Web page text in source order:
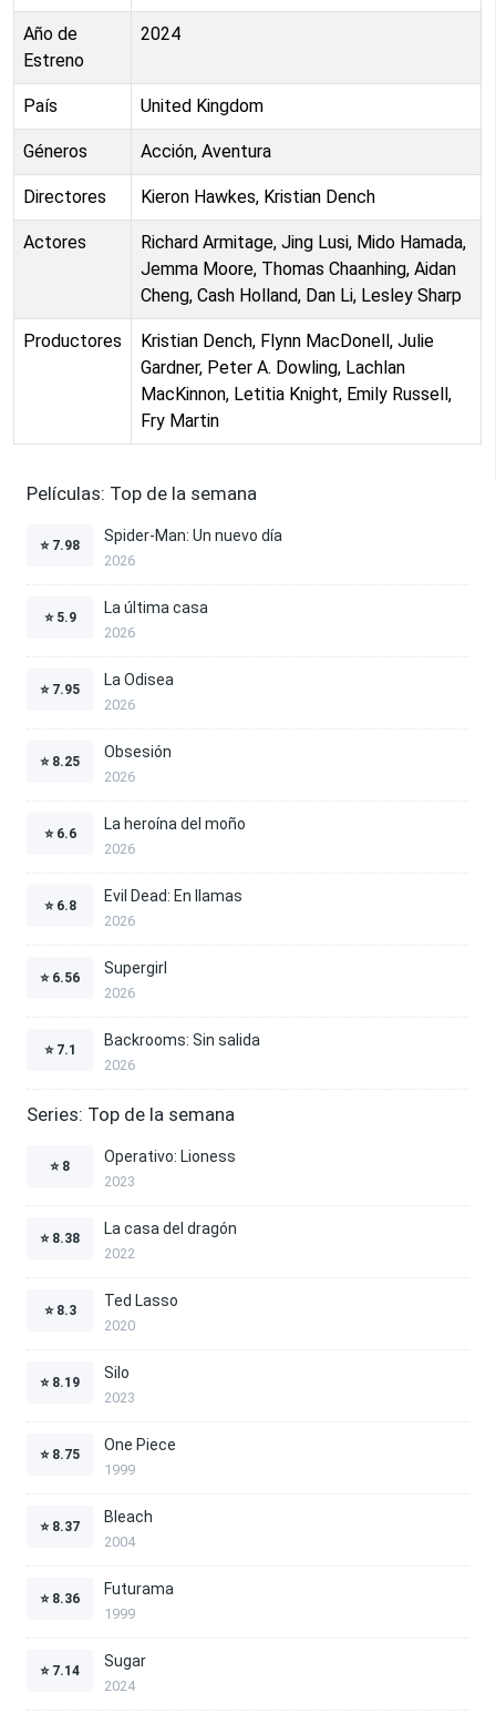
Año de
Estreno
2024
País United Kingdom
Géneros Acción, Aventura
Directores Kieron Hawkes, Kristian Dench
Actores
Richard Armitage, Jing Lusi, Mido Hamada,
Jemma Moore, Thomas Chaanhing, Aidan
Cheng, Cash Holland, Dan Li, Lesley Sharp
Productores
Kristian Dench, Flynn MacDonell, Julie
Gardner, Peter A. Dowling, Lachlan
MacKinnon, Letitia Knight, Emily Russell,
Fry Martin
Películas: Top de la semana
⭐ 7.98
Spider-Man: Un nuevo día
2026
⭐ 5.9
La última casa
2026
⭐ 7.95
La Odisea
2026
⭐ 8.25
Obsesión
2026
⭐ 6.6
La heroína del moño
2026
⭐ 6.8
Evil Dead: En llamas
2026
⭐ 6.56
Supergirl
2026
⭐ 7.1
Backrooms: Sin salida
2026
Series: Top de la semana
⭐ 8
Operativo: Lioness
2023
⭐ 8.38
La casa del dragón
2022
⭐ 8.3
Ted Lasso
2020
⭐ 8.19
Silo
2023
⭐ 8.75
One Piece
1999
⭐ 8.37
Bleach
2004
⭐ 8.36
Futurama
1999
⭐ 7.14
Sugar
2024